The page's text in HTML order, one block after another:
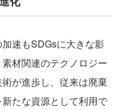
速もSDGsに大きな影
材関連のテクノロジー
が進歩し、従来は廃棄
たな資源として利用で